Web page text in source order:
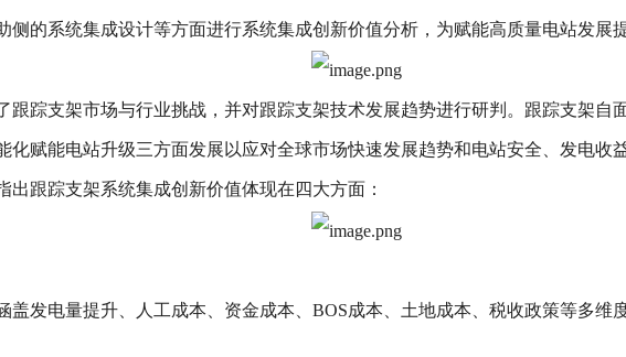
的系统集成设计等方面进行系统集成创新价值分析，为赋能高质量电站发展
跟踪支架市场与行业挑战，并对跟踪支架技术发展趋势进行研判。跟踪支架自
化赋能电站升级三方面发展以应对全球市场快速发展趋势和电站安全、发电收
跟踪支架系统集成创新价值体现在四大方面：
盖发电量提升、人工成本、资金成本、BOS成本、土地成本、税收政策等多维